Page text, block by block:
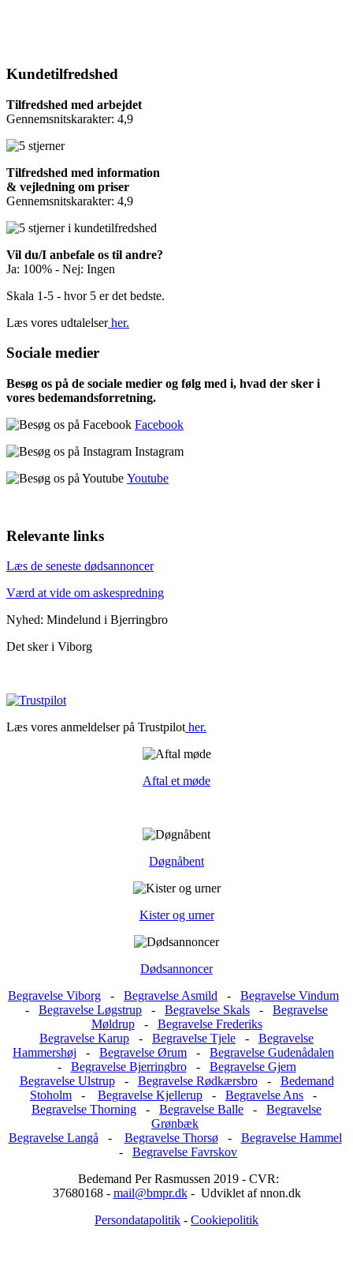
Kundetilfredshed
Tilfredshed med arbejdet
Gennemsnitskarakter: 4,9
Tilfredshed med information
& vejledning om priser
Gennemsnitskarakter: 4,9
Vil du/I anbefale os til andre?
Ja: 100% - Nej: Ingen
Skala 1-5 - hvor 5 er det bedste.
Læs vores udtalelserher.
Sociale medier
Besøg os på de sociale medier og følg med i, hvad der sker i
vores bedemandsforretning.
Facebook
Instagram
Youtube
Relevante links
Læs de seneste dødsannoncer
Værd at vide om askespredning
Nyhed: Mindelund i Bjerringbro
Det sker i Viborg
Læs vores anmeldelser på Trustpilot her.
Aftal et møde
Døgnåbent
Kister og urner
Dødsannoncer
Begravelse Viborg - Begravelse Asmild - Begravelse Vindum
- Begravelse Løgstrup - Begravelse Skals - Begravelse
Møldrup- Begravelse Frederiks
Begravelse Karup - Begravelse Tjele - Begravelse
Hammershøj - Begravelse Ørum - Begravelse Gudenådalen
- Begravelse Bjerringbro- Begravelse Gjern
Begravelse Ulstrup- Begravelse Rødkærsbro- Bedemand
Stoholm - Begravelse Kjellerup - Begravelse Ans -
Begravelse Thorning - Begravelse Balle - Begravelse
Grønbæk
Begravelse Langå - Begravelse Thorsø- Begravelse Hammel
- Begravelse Favrskov
Bedemand Per Rasmussen 2019 - CVR:
37680168 - mail@bmpr.dk- Udviklet af nnon.dk
Persondatapolitik - Cookiepolitik